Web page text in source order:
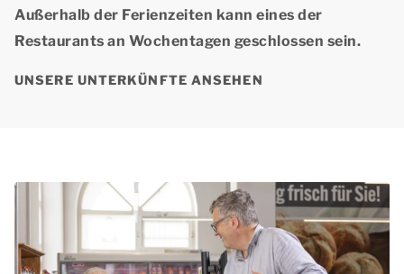
Außerhalb der Ferienzeiten kann eines der
Restaurants an Wochentagen geschlossen sein.
UNSERE UNTERKÜNFTE ANSEHEN